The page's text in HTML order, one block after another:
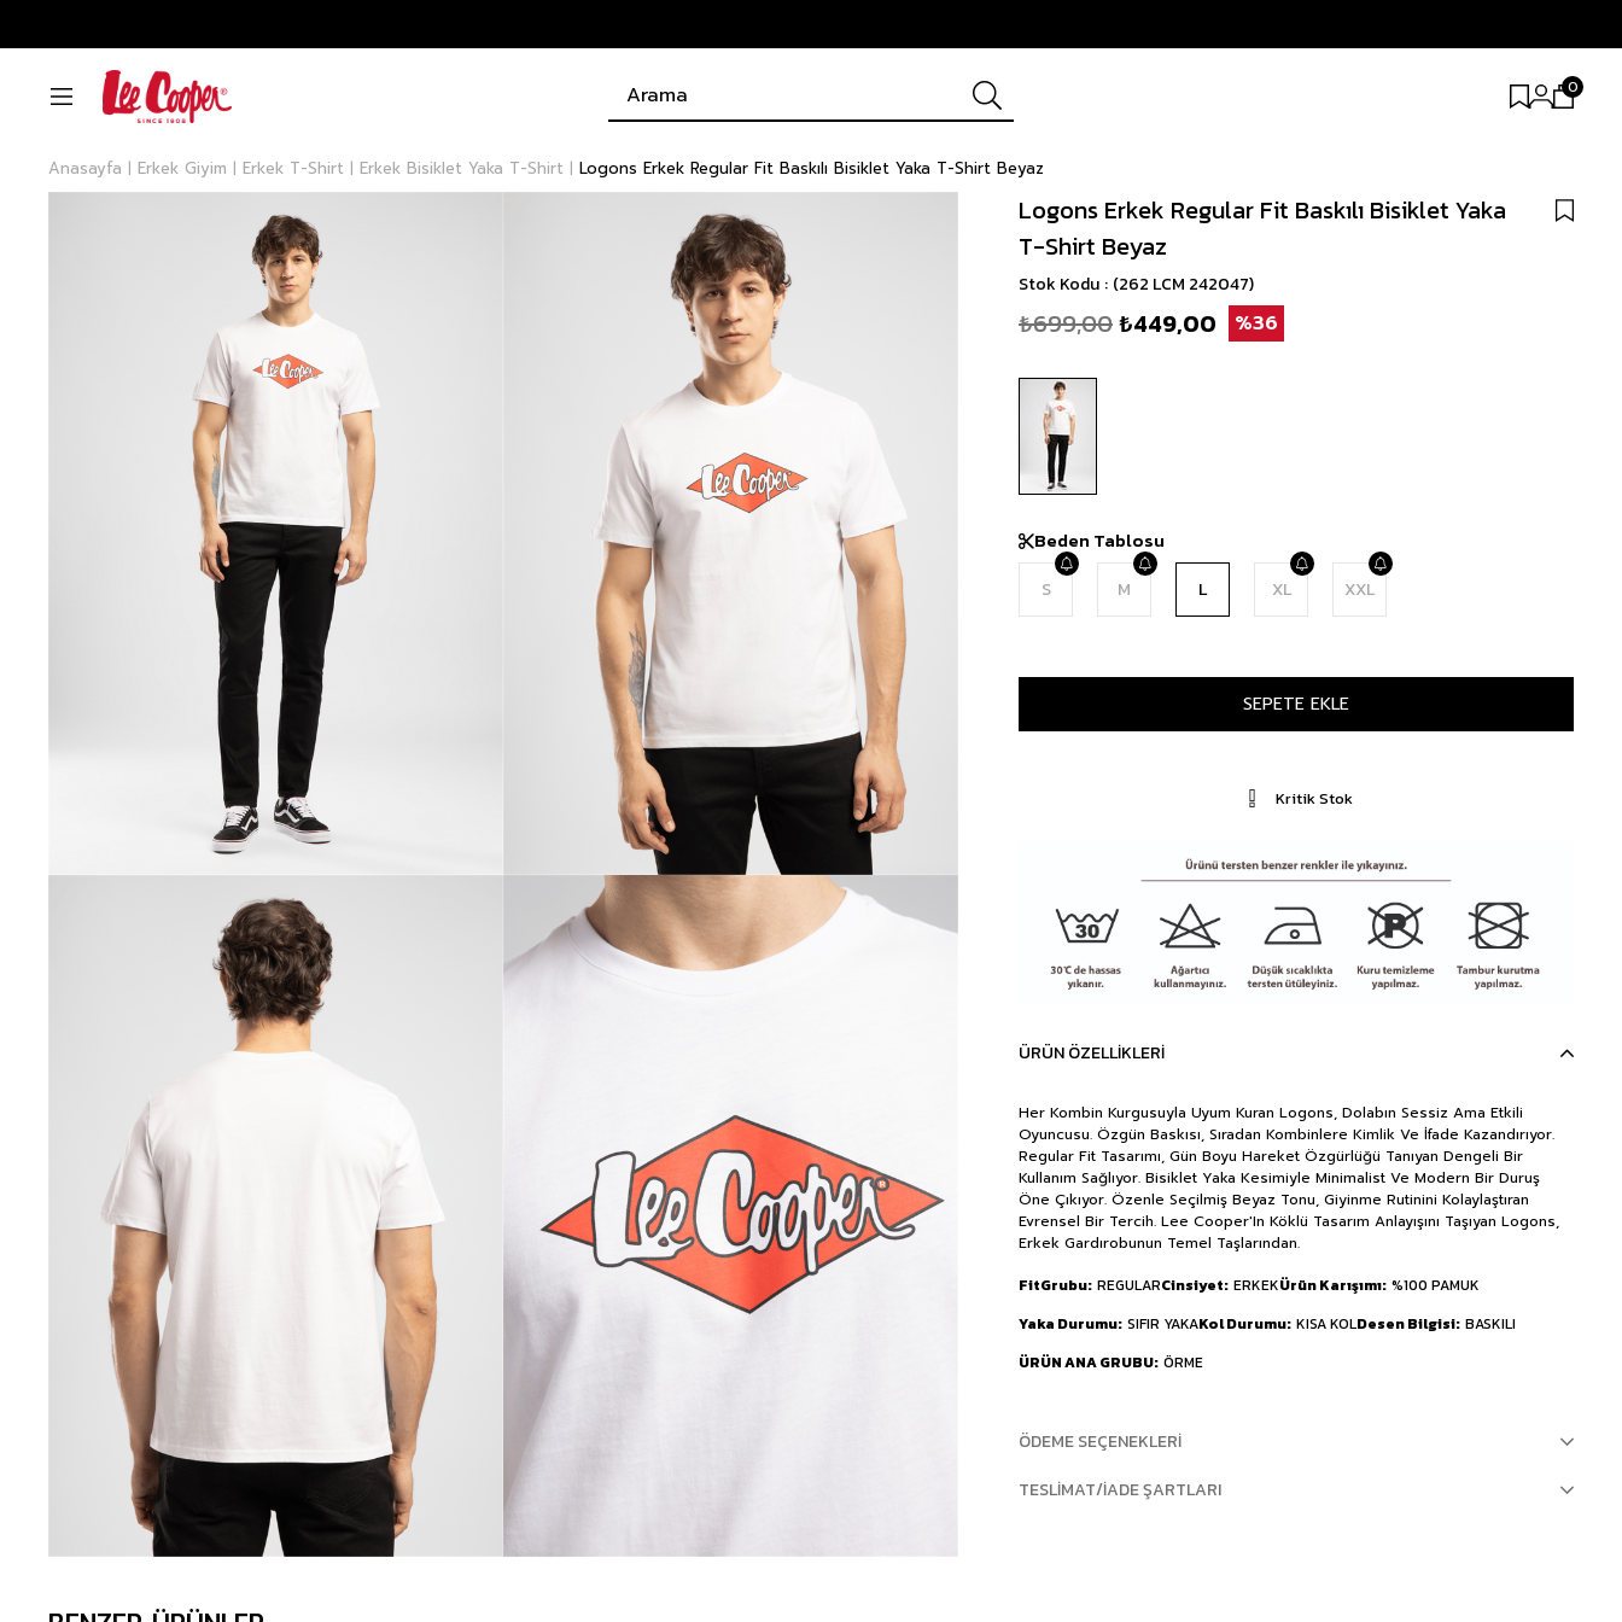
0
Anasayfa Erkek Giyim Erkek T-Shirt Erkek Bisiklet Yaka T-Shirt Logons Erkek Regular Fit Baskılı Bisiklet Yaka T-Shirt Beyaz
Logons Erkek Regular Fit Baskılı Bisiklet Yaka
T-Shirt Beyaz
Stok Kodu (262 LCM 242047)
₺699,00₺449,00 36
Beden Tablosu
S M L XL XXL
Kritik Stok
ÜRÜN ÖZELLIKLERI
Her Kombin Kurgusuyla Uyum Kuran Logons, Dolabın Sessiz Ama Etkili
Oyuncusu. Özgün Baskısı, Sıradan Kombinlere Kimlik Ve İfade Kazandırıyor.
Regular Fit Tasarımı, Gün Boyu Hareket Özgürlüğü Tanıyan Dengeli Bir
Kullanım Sağlıyor. Bisiklet Yaka Kesimiyle Minimalist Ve Modern Bir Duruş
Öne Çıkıyor. Özenle Seçilmiş Beyaz Tonu, Giyinme Rutinini Kolaylaştıran
Evrensel Bir Tercih. Lee Cooper'In Köklü Tasarım Anlayışını Taşıyan Logons,
Erkek Gardırobunun Temel Taşlarından.
FitGrubu REGULARCinsiyet ERKEKÜrün Karışımı %100 PAMUK
Yaka Durumu SIFIR YAKAKol Durumu KISA KOLDesen Bilgisi BASKILI
ÜRÜN ANA GRUBU ÖRME
ÖDEME SEÇENEKLERI
TESLIMAT/İADE ŞARTLARI